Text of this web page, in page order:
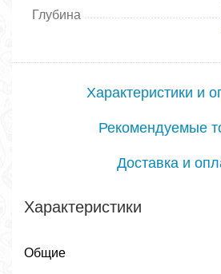
Глубина
Характеристики и
Рекомендуемые
Доставка и
Характеристики
Общие